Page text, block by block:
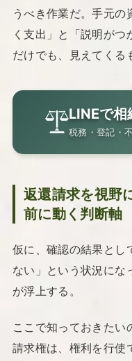
うべき作業だ。手元
く支出」と「説明が
だけでも、見えてくる
LINEで相
税務・登記・
返還請求を視野
前に動く判断軸
仮に、確認の結果とし
ない」という状況にな
が浮上する。
ここで知っておきたい
請求権は、権利を行使